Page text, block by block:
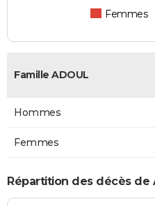
Femmes
Famille ADOUL
Hommes
Femmes
Répartition des décès de